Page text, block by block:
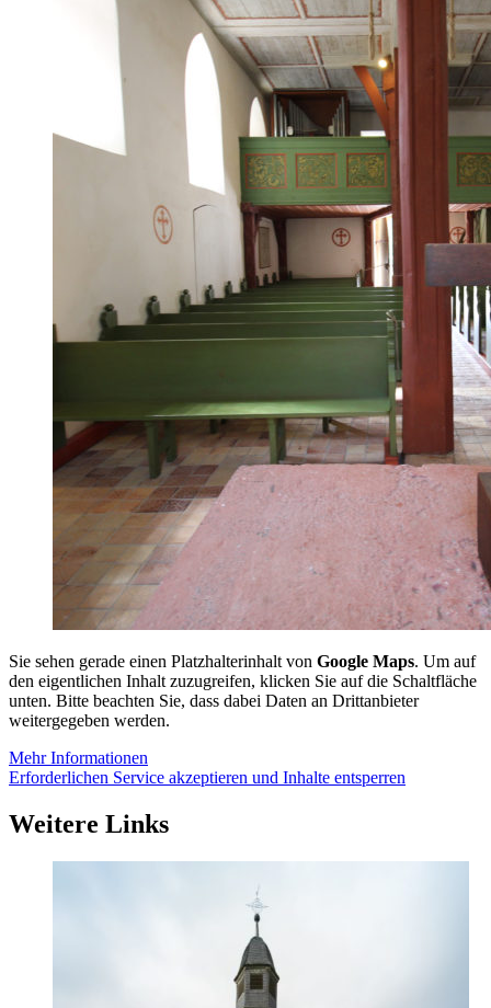
Sie sehen gerade einen Platzhalterinhalt von Google Maps. Um auf
den eigentlichen Inhalt zuzugreifen, klicken Sie auf die Schaltfläche
unten. Bitte beachten Sie, dass dabei Daten an Drittanbieter
weitergegeben werden.
Mehr Informationen
Erforderlichen Service akzeptieren und Inhalte entsperren
Weitere Links